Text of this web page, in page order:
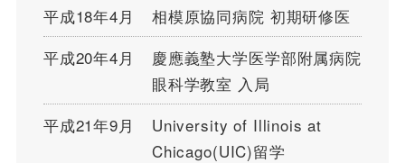
平成18年4月
相模原協同病院 初期研修医
平成20年4月
慶應義塾大学医学部附属病院
眼科学教室 入局
平成21年9月
University of Illinois at
Chicago(UIC)留学